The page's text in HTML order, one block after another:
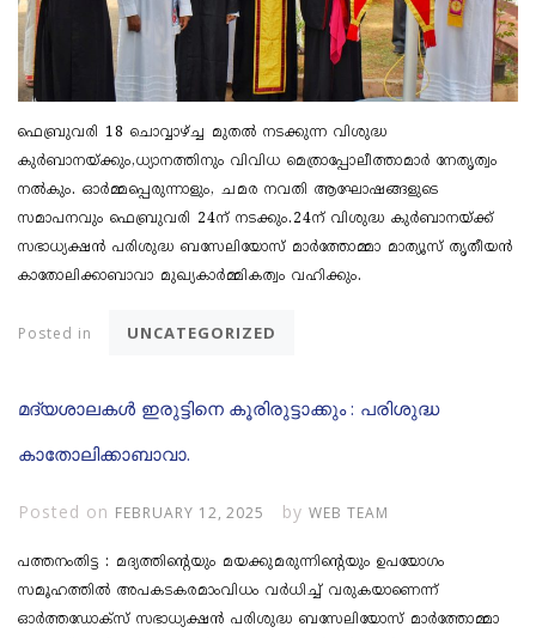
ഫെബ്രുവരി 18 ചൊവ്വാഴ്ച്ച മുതൽ നടക്കുന്ന വിശുദ്ധ
കുർബാനയ്ക്കും,ധ്യാനത്തിനും വിവിധ മെത്രാപ്പോലീത്താമാർ നേതൃത്വം
നൽകും. ഓർമ്മപ്പെരുന്നാളും, ചമര നവതി ആഘോഷങ്ങളുടെ
സമാപനവും ഫെബ്രുവരി 24ന് നടക്കും.24ന് വിശുദ്ധ കുർബാനയ്ക്ക്
സഭാധ്യക്ഷൻ പരിശുദ്ധ ബസേലിയോസ് മാർത്തോമ്മാ മാത്യൂസ് തൃതീയൻ
കാതോലിക്കാബാവാ മുഖ്യകാർമ്മികത്വം വഹിക്കും.
Posted in UNCATEGORIZED
മദ്യശാലകൾ ഇരുട്ടിനെ കൂരിരുട്ടാക്കും : പരിശുദ്ധ
കാതോലിക്കാബാവാ.
Posted on FEBRUARY 12, 2025 byWEB TEAM
പത്തനംതിട്ട : മദ്യത്തിന്റെയും മയക്കുമരുന്നിന്റെയും ഉപയോ​ഗം
സമൂഹത്തിൽ അപകടകരമാംവിധം വർധിച്ച് വരുകയാണെന്ന്
ഓർത്തഡോക്സ് സഭാധ്യക്ഷൻ പരിശുദ്ധ ബസേലിയോസ് മാർത്തോമ്മാ